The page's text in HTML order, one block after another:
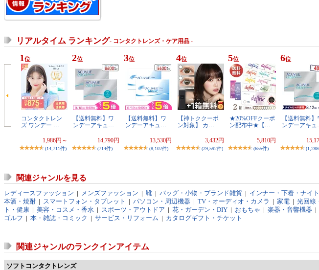
リアルタイム ランキング- コンタクトレンズ・ケア用品 -
1 位
コンタクトレン
ズ ワンデー …
1,986円～
(14,711件)
2位
【送料無料】ワ
ンデーアキュ…
14,790円
(714件)
3位
【送料無料】ワ
ンデーアキュ…
13,530円
(8,102件)
4位
【神トククーポ
ン対象】 カ…
3,432円
(29,592件)
5位
★20%OFFクーポ
ン配布中★【…
5,810円
(655件)
6位
【送料無料】
ンデーアキュ…
関連ジャンルを見る
レディースファッション | メンズファッション | 靴 | バッグ・小物・ブランド雑貨 | インナー・下着・ナイ
本酒・焼酎 | スマートフォン・タブレット | パソコン・周辺機器 | TV・オーディオ・カメラ | 家電 | 光回線
ト・健康 | 美容・コスメ・香水 | スポーツ・アウトドア | 花・ガーデン・DIY | おもちゃ | 楽器・音響機器 |
ゴルフ | 本・雑誌・コミック | サービス・リフォーム | カタログギフト・チケット
関連ジャンルのランクインアイテム
ソフトコンタクトレンズ